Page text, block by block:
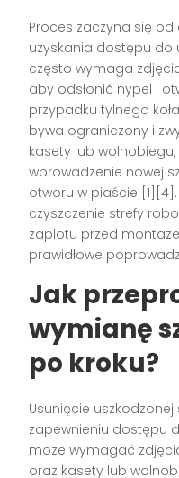
Proces zaczyna się od
uzyskania dostępu do
często wymaga
aby odsłonić nypel i
przypadku tylnego
bywa ograniczony i
kasety lub
wprowadzenie nowej
otworu w piaście
czyszczenie strefy
zaplotu przed
prawidłowe
Jak
wymianę
po kroku?
Usunięcie
zapewnieniu dostępu
może wymagać
oraz kasety lub